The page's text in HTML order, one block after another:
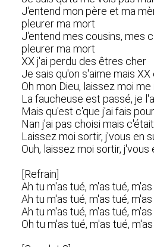
J'entend mon père et ma
pleurer ma mort
J'entend mes cousins, mes
pleurer ma mort
XX j'ai perdu des êtres cher
Je sais qu'on s'aime mais
Oh mon Dieu, laissez moi
La faucheuse est passé, je
Mais qu'est c'que j'ai fais
Nan j'ai pas choisi mais
Laissez moi sortir, j'vous en
Ouh, laissez moi sortir, j'vous
[Refrain]
Ah tu m'as tué, m'as tué,
Ah tu m'as tué, m'as tué,
Ah tu m'as tué, m'as tué,
Oh tu m'as tué, m'as tué,